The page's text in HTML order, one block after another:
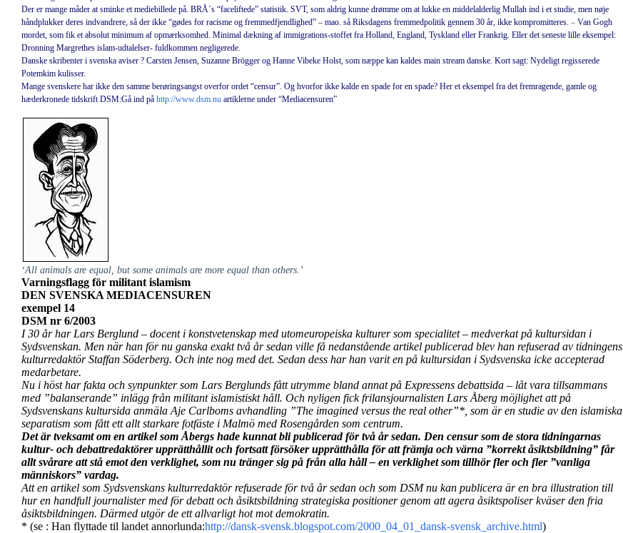
Der er mange måder at sminke et mediebillede på. BRÅ´s “faceliftede” statistik. SVT, som aldrig kunne drømme om at lukke en middelalderlig Mullah ind i et studie, men nøje
håndplukker deres indvandrere, så der ikke “gødes for racisme og fremmedfjendlighed” – mao. så Riksdagens fremmedpolitik gennem 30 år, ikke kompromitteres. – Van Gogh
mordet, som fik et absolut minimum af opmærksomhed. Minimal dækning af immigrations-stoffet fra Holland, England, Tyskland eller Frankrig. Eller det seneste lille eksempel:
Dronning Margrethes islam-udtalelser- fuldkommen negligerede.
Danske skribenter i svenska aviser ? Carsten Jensen, Suzanne Brögger og Hanne Vibeke Holst, som næppe kan kaldes main stream danske. Kort sagt: Nydeligt regisserede
Potemkim kulisser.
Mange svenskere har ikke den samme berøringsangst overfor ordet “censur”. Og hvorfor ikke kalde en spade for en spade? Her et eksempel fra det fremragende, gamle og
hæderkronede tidskrift DSM:Gå ind på http://www.dsm.nu artiklerne under “Mediacensuren”
‘All animals are equal, but some animals are more equal than others.’
Varningsflagg för militant islamism
DEN SVENSKA MEDIACENSUREN
exempel 14
DSM nr 6/2003
I 30 år har Lars Berglund – docent i konstvetenskap med utomeuropeiska kulturer som specialitet – medverkat på kultursidan i
Sydsvenskan. Men när han för nu ganska exakt två år sedan ville få nedanstående artikel publicerad blev han refuserad av tidningens
kulturredaktör Staffan Söderberg. Och inte nog med det. Sedan dess har han varit en på kultursidan i Sydsvenska icke accepterad
medarbetare.
Nu i höst har fakta och synpunkter som Lars Berglunds fått utrymme bland annat på Expressens debattsida – låt vara tillsammans
med ”balanserande” inlägg från militant islamistiskt håll. Och nyligen fick frilansjournalisten Lars Åberg möjlighet att på
Sydsvenskans kultursida anmäla Aje Carlboms avhandling ”The imagined versus the real other”*, som är en studie av den islamiska
separatism som fått ett allt starkare fotfäste i Malmö med Rosengården som centrum.
Det är tveksamt om en artikel som Åbergs hade kunnat bli publicerad för två år sedan. Den censur som de stora tidningarnas
kultur- och debattredaktörer upprätthållit och fortsatt försöker upprätthålla för att främja och värna ”korrekt åsiktsbildning” får
allt svårare att stå emot den verklighet, som nu tränger sig på från alla håll – en verklighet som tillhör fler och fler ”vanliga
människors” vardag.
Att en artikel som Sydsvenskans kulturredaktör refuserade för två år sedan och som DSM nu kan publicera är en bra illustration till
hur en handfull journalister med för debatt och åsiktsbildning strategiska positioner genom att agera åsiktspoliser kväser den fria
åsiktsbildningen. Därmed utgör de ett allvarligt hot mot demokratin.
* (se : Han flyttade til landet annorlunda:http://dansk-svensk.blogspot.com/2000_04_01_dansk-svensk_archive.html)